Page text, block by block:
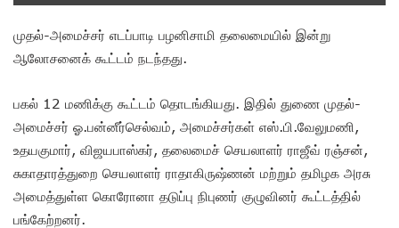
முதல்-அமைச்சர் எடப்பாடி பழனிசாமி தலைமையில் இன்று
ஆலோசனைக் கூட்டம் நடந்தது.
பகல் 12 மணிக்கு கூட்டம் தொடங்கியது. இதில் துணை முதல்-
அமைச்சர் ஓ.பன்னீர்செல்வம், அமைச்சர்கள் எஸ்.பி.வேலுமணி,
உதயகுமார், விஜயபாஸ்கர், தலைமைச் செயலாளர் ராஜீவ் ரஞ்சன்,
சுகாதாரத்துறை செயலாளர் ராதாகிருஷ்ணன் மற்றும் தமிழக அரசு
அமைத்துள்ள கொரோனா தடுப்பு நிபுணர் குழுவினர் கூட்டத்தில்
பங்கேற்றனர்.